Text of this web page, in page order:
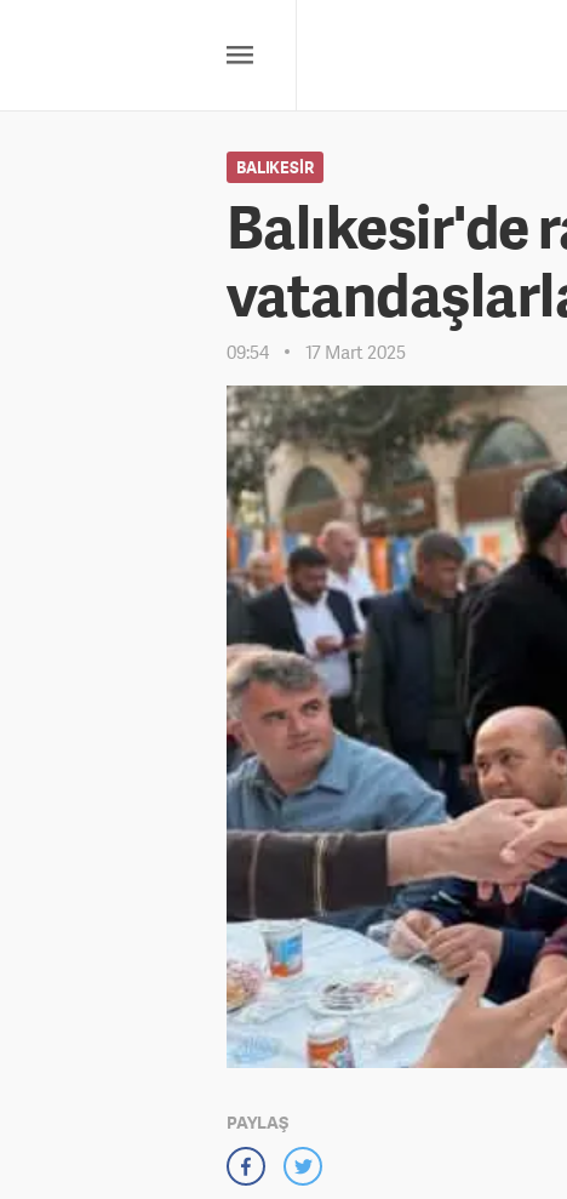
BALIKESIR
Balıkesir'de
09:54 17 Mart 2025
PAYLAŞ